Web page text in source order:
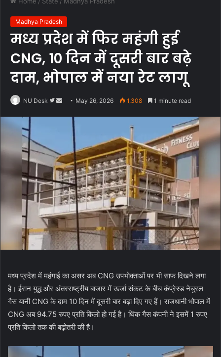
Madhya Pradesh
मध्य प्रदेश में फिर महंगी हुई
CNG, 10 दिन में दूसरी बार बढ़े
दाम, भोपाल में नया रेट लागू
NU Desk
Follow
Twitter
Send
email
May 26, 2026 1,308 1 minute read
मध्य प्रदेश में महंगाई का असर अब CNG उपभोक्ताओं पर भी साफ दिखने लगा
है। ईरान युद्ध और अंतरराष्ट्रीय बाजार में ऊर्जा संकट के बीच कंप्रेस्ड नेचुरल
गैस यानी CNG के दाम 10 दिन में दूसरी बार बढ़ा दिए गए हैं। राजधानी भोपाल में
CNG अब 94.75 रुपए प्रति किलो हो गई है। थिंक गैस कंपनी ने इसमें 1 रुपए
प्रति किलो तक की बढ़ोतरी की है।